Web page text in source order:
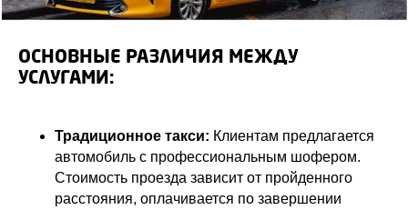
ОСНОВНЫЕ РАЗЛИЧИЯ МЕЖДУ
УСЛУГАМИ:
Традиционное такси: Клиентам предлагается
автомобиль с профессиональным шофером.
Стоимость проезда зависит от пройденного
расстояния, оплачивается по завершении